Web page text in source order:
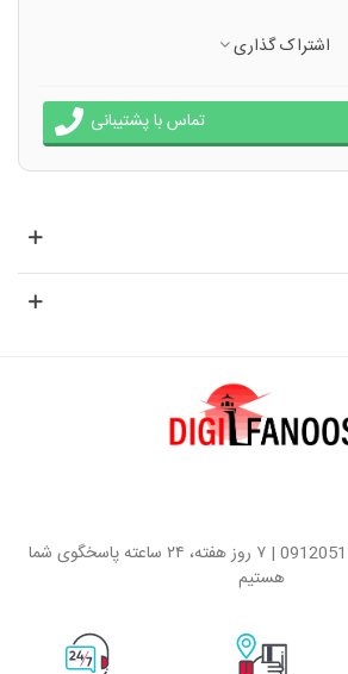
اشتراک گذاری
تماس با پشتیبانی
تلفن پشتیبانی | 09120511400 | ۷ روز هفته، ۲۴ ساعته پاسخگوی شما
هستیم